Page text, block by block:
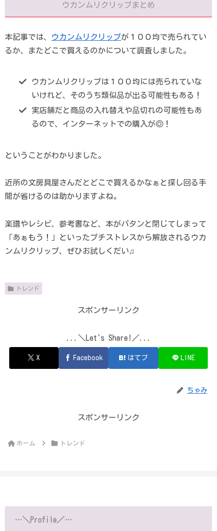
ウカンムリクリップまとめ
本記事では、 ウカンムリクリップが１００均で売られてい
るか、またどこで買えるのかについて調査しました。
ウカンムリクリップは１００均には売られていな
いけれど、そのうち類似品が出る可能性もある！
実店舗だと商品の入れ替えや品切れの可能性もあ
るので、インターネットでの購入が◎！
ということがわかりました。
近所の文房具屋さんだとどこで買えるかなぁと探し回る手
間が省けるのは助かりますよね。
楽譜やレシピ、参考書など、本がパタンと閉じてしまって
「あぁもう！」といったプチストレスから解放されるウカ
ンムリクリップ、ぜひお試しくだい♫
トレンド
スポンサーリンク
...＼Let's Share!／...
X Facebook はてブ LINE
ちゃみ
スポンサーリンク
ホーム トレンド
…＼Profile／…